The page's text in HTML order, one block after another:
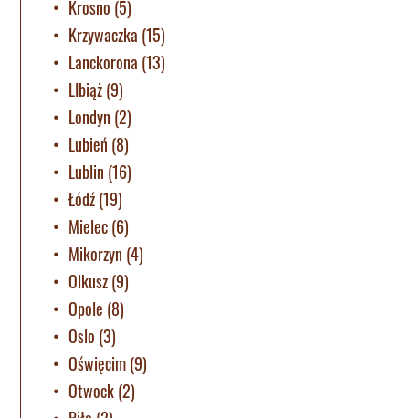
Krosno (5)
Krzywaczka (15)
Lanckorona (13)
LIbiąż(9)
Londyn (2)
Lubień (8)
Lublin (16)
Łódź(19)
Mielec(6)
Mikorzyn (4)
Olkusz(9)
Opole (8)
Oslo (3)
Oświęcim(9)
Otwock(2)